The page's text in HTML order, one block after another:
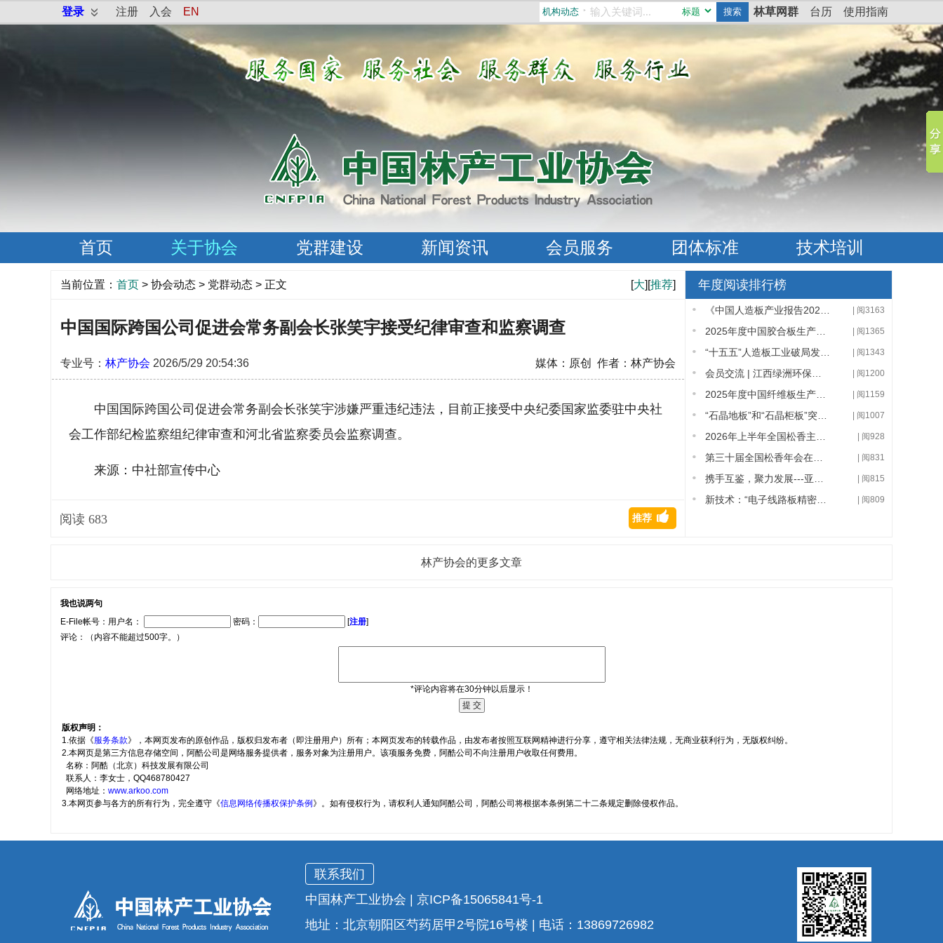
登录 注册 入会 EN 林草网群 台历 使用指南
机构动态
首页 关于协会 党群建设 新闻资讯 会员服务 团体标准 技术培训
当前位置： 首页 > 协会动态 > 党群动态 > 正文 [大][推荐]
中国国际跨国公司促进会常务副会长张笑宇接受纪律审查和监察调查
媒体：原创 作者：林产协会
专业号： 林产协会 2026/5/29 20:54:36
中国国际跨国公司促进会常务副会长张笑宇涉嫌严重违纪违法，目前正接受中央纪委国家监委驻中央社
会工作部纪检监察组纪律审查和河北省监察委员会监察调查。
来源：中社部宣传中心
阅读 683 推荐
年度阅读排行榜
| 阅3163
| 阅1365
| 阅1343
| 阅1200
| 阅1159
| 阅1007
| 阅928
| 阅831
| 阅815
| 阅809
林产协会的更多文章
我也说两句
E-File帐号：用户名：
密码： [注册]
评论：（内容不能超过500字。）
*评论内容将在30分钟以后显示！
版权声明：
1.依据《服务条款》，本网页发布的原创作品，版权归发布者（即注册用户）所有；本网页发布的转载作品，由发布者按照互联网精神进行分享，遵守相关法律法规，无商业获利行为，无版权纠纷。
2.本网页是第三方信息存储空间，阿酷公司是网络服务提供者，服务对象为注册用户。该项服务免费，阿酷公司不向注册用户收取任何费用。
名称：阿酷（北京）科技发展有限公司
联系人：李女士，QQ468780427
网络地址： www.arkoo.com
3.本网页参与各方的所有行为，完全遵守《信息网络传播权保护条例》。如有侵权行为，请权利人通知阿酷公司，阿酷公司将根据本条例第二十二条规定删除侵权作品。
联系我们
中国林产工业协会 | 京ICP备15065841号-1
地址：北京朝阳区芍药居甲2号院16号楼 | 电话：13869726982